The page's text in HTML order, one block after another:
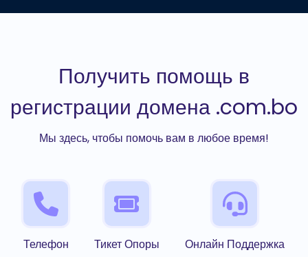
Получить помощь в
регистрации домена .com.bo
Мы здесь, чтобы помочь вам в любое время!
Телефон Тикет Опоры Онлайн Поддержка